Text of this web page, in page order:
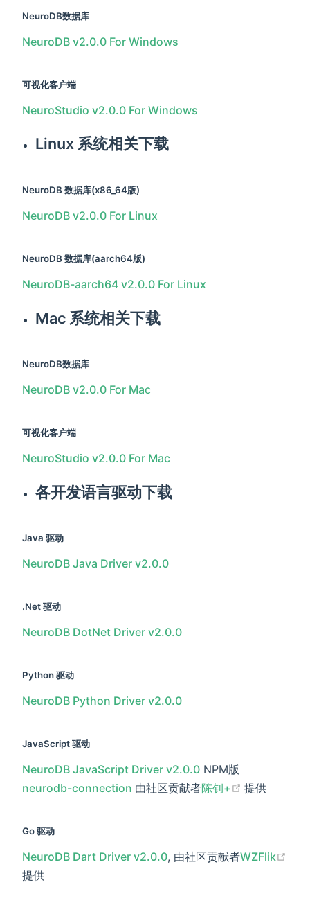
NeuroDB数据库
NeuroDB v2.0.0 For Windows
可视化客户端
NeuroStudio v2.0.0 For Windows
Linux 系统相关下载
NeuroDB 数据库(x86_64版)
NeuroDB v2.0.0 For Linux
NeuroDB 数据库(aarch64版)
NeuroDB-aarch64 v2.0.0 For Linux
Mac 系统相关下载
NeuroDB数据库
NeuroDB v2.0.0 For Mac
可视化客户端
NeuroStudio v2.0.0 For Mac
各开发语言驱动下载
Java 驱动
NeuroDB Java Driver v2.0.0
.Net 驱动
NeuroDB DotNet Driver v2.0.0
Python 驱动
NeuroDB Python Driver v2.0.0
JavaScript 驱动
NeuroDB JavaScript Driver v2.0.0 NPM版
neurodb-connection 由社区贡献者陈钊+ (opens new
提供
Go 驱动
NeuroDB Dart Driver v2.0.0, 由社区贡献者WZFlik
(opens new window)
提供